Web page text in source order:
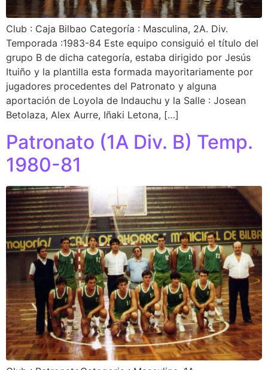
Club : Caja Bilbao Categoría : Masculina, 2A. Div.
Temporada :1983-84 Este equipo consiguió el título del
grupo B de dicha categoría, estaba dirigido por Jesús
Ituiño y la plantilla esta formada mayoritariamente por
jugadores procedentes del Patronato y alguna
aportación de Loyola de Indauchu y la Salle : Josean
Betolaza, Alex Aurre, Iñaki Letona, […]
Patronato (1A Div. B) Temp.
1980-81